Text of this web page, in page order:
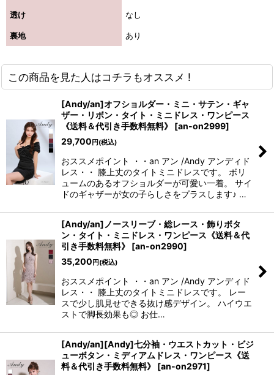
透け なし
裏地 あり
この商品を見た人はコチラもオススメ !
[Andy/an]オフショルダー・ミニ・サテン・ギャ
ザー・リボン・タイト・ミニドレス・ワンピース
《送料＆代引き手数料無料》
[an-on2999]
29,700 円 (税込)
おススメポイント ・・an アン /Andy アンディド
レス・・ 膝上丈のタイトミニドレスです。 ボリ
ュームのあるオフショルダーが可愛い一着。 サイ
ドのギャザーが女の子らしさをプラスします♪ …
[Andy/an]ノースリーブ・総レース・飾りボタ
ン・タイト・ミニドレス・ワンピース《送料＆代
引き手数料無料》
[an-on2990]
35,200 円 (税込)
おススメポイント ・・an アン /Andy アンディド
レス・・ 膝上丈のタイトミニドレスです。 レー
スで少し肌見せできる抜け感デザイン。 ハイウエ
ストで脚長効果も◎ お仕…
[Andy/an][Andy]七分袖・ウエストカット・ビジ
ューボタン・ミディアムドレス・ワンピース《送
料＆代引き手数料無料》
[an-on2971]